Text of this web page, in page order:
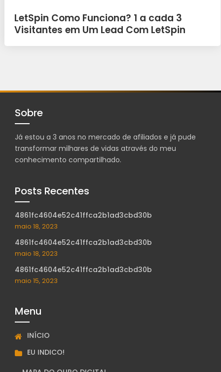
LetSpin Como Funciona? 1 a cada 3
Visitantes em Um Lead Com LetSpin
Sobre
Já estou a 3 anos no mercado de afiliados e já pude
transformar milhares de vidas através do meu
conhecimento compartilhado.
Posts Recentes
4861fc4604e52c41ffca2b1ad3cbd30b
maio 18, 2023
4861fc4604e52c41ffca2b1ad3cbd30b
maio 18, 2023
4861fc4604e52c41ffca2b1ad3cbd30b
maio 15, 2023
Menu
INÍCIO
EU INDICO!